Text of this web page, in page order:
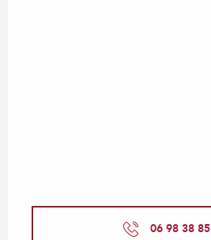
06 98 38 85